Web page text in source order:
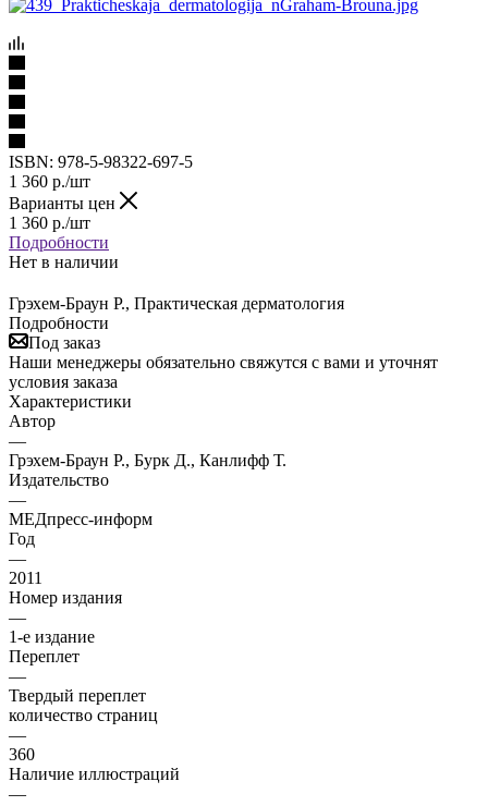
ISBN: 978-5-98322-697-5
1 360 р./шт
Варианты цен
1 360 р./шт
Подробности
Нет в наличии
Грэхем-Браун Р., Практическая дерматология
Подробности
Под заказ
Наши менеджеры обязательно свяжутся с вами и уточнят
условия заказа
Характеристики
Автор
—
Грэхем-Браун Р., Бурк Д., Канлифф Т.
Издательство
—
МЕДпресс-информ
Год
—
2011
Номер издания
—
1-е издание
Переплет
—
Твердый переплет
количество страниц
—
360
Наличие иллюстраций
—